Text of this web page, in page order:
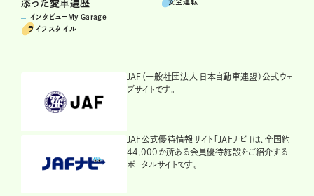
添った愛車遍歴
インタビューMy Garage
ライフスタイル
JAF（一般社団法人 日本自動車連盟）公式ウェ
ブサイトです。
JAF公式優待情報サイト「JAFナビ」は、全国約
44,000か所ある会員優待施設をご紹介する
ポータルサイトです。